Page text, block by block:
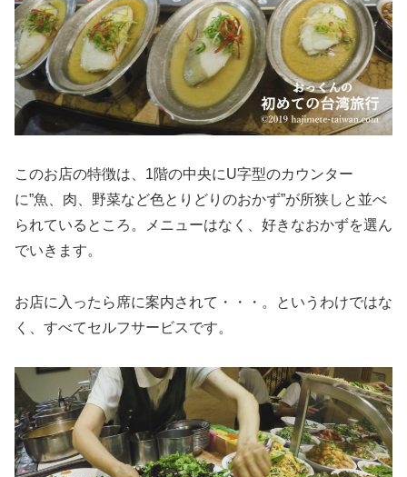
このお店の特徴は、1階の中央にU字型のカウンター
に”魚、肉、野菜など色とりどりのおかず”が所狭しと並べ
られているところ。メニューはなく、好きなおかずを選ん
でいきます。
お店に入ったら席に案内されて・・・。というわけではな
く、すべてセルフサービスです。